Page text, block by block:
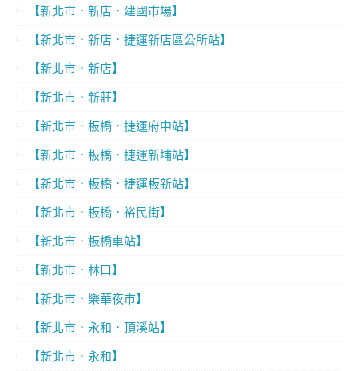
【新北市．新店．建國市場】
【新北市．新店．捷運新店區公所站】
【新北市．新店】
【新北市．新莊】
【新北市．板橋．捷運府中站】
【新北市．板橋．捷運新埔站】
【新北市．板橋．捷運板新站】
【新北市．板橋．裕民街】
【新北市．板橋車站】
【新北市．林口】
【新北市．樂華夜市】
【新北市．永和．頂溪站】
【新北市．永和】